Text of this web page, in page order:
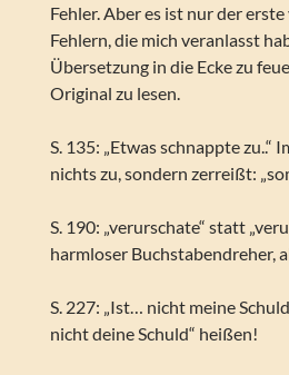
Fehler. Aber es ist nur der
Fehlern, die mich veranlasst
Übersetzung in die Ecke zu
Original zu lesen.
S. 135: „Etwas schnappte zu..“
nichts zu, sondern zerreißt:
S. 190: „verurschate“ statt
harmloser Buchstabendreher,
S. 227: „Ist… nicht meine
nicht deine Schuld“ heißen!